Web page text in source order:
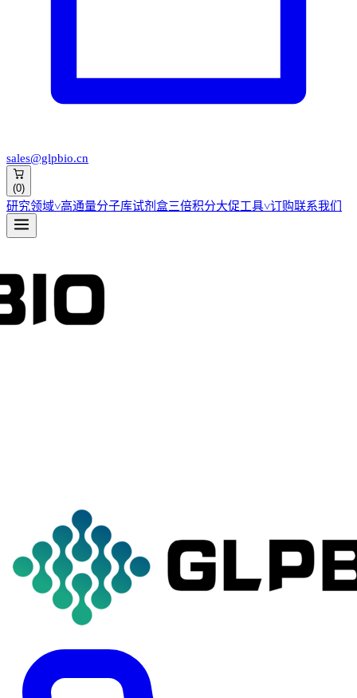
sales@glpbio.cn
(0)
研究领域˅高通量分子库试剂盒三倍积分大促工具˅订购联系我们